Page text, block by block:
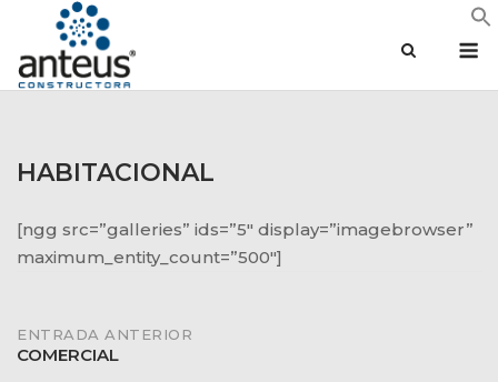
contenido
HABITACIONAL
[ngg src=”galleries” ids=”5″ display=”imagebrowser”
maximum_entity_count=”500″]
Navegación
ENTRADA ANTERIOR
COMERCIAL